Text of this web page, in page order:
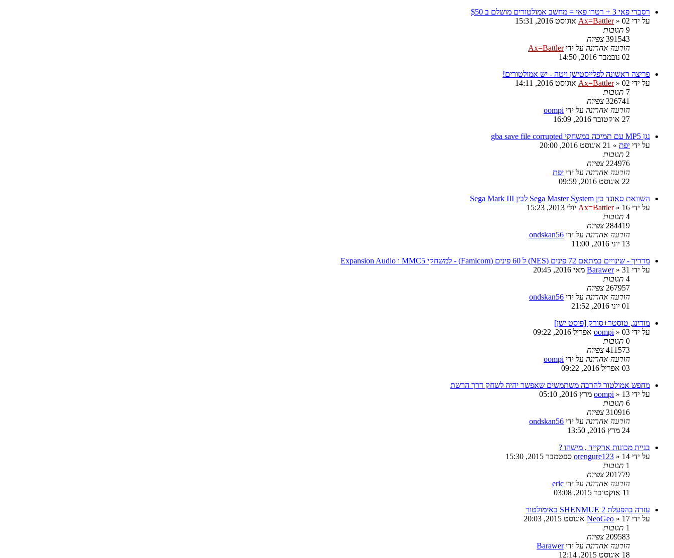
רסברי פאי 3 + רטרו פאי = מחשב אמולטורים מושלם ב $50
על ידי
Ax=Battler» 02 אוגוסט 2016, 15:31
9 תגובות
391543 צפיות
הודעה אחרונה על ידיAx=Battler
02 נובמבר 2016, 14:50
פריצה ראשונה לפלייסטישן ויטה - יש אמולטורים!
על ידי
Ax=Battler» 02 אוגוסט 2016, 14:11
7 תגובות
326741 צפיות
הודעה אחרונה על ידי oompi
27 אוקטובר 2016, 16:09
נגן MP5 עם תמיכה במשחקי gba save file corrupted
על ידי יפת » 21 אוגוסט 2016, 20:00
2 תגובות
224976 צפיות
הודעה אחרונה על ידי יפת
22 אוגוסט 2016, 09:59
השוואת סאונד בין Sega Master System לבין Sega Mark III
על ידי
Ax=Battler» 16 יולי 2013, 15:23
4 תגובות
284419 צפיות
הודעה אחרונה על ידי ondskan56
13 יוני 2016, 11:00
מדריך - שינויים במתאם 72 פינים (NES) ל 60 פינים (Famicom) - למשחקי MMC5 ו Expansion Audio
על ידי
Barawer» 31 מאי 2016, 20:45
4 תגובות
267957 צפיות
הודעה אחרונה על ידי ondskan56
01 יוני 2016, 21:52
מודינג, טוסטר+סורק [פוסט ישן]
על ידי
oompi » 03 אפריל 2016, 09:22
0 תגובות
411573 צפיות
הודעה אחרונה על ידי oompi
03 אפריל 2016, 09:22
מחפש אמולטור להרבה משתמשים שאפשר יהיה לשחק דרך הרשת
על ידי
oompi » 13 מרץ 2016, 05:10
6 תגובות
310916 צפיות
הודעה אחרונה על ידי ondskan56
24 מרץ 2016, 13:50
בניית מכונות ארקייד , מישהו ?
על ידי
orengure123 » 14 ספטמבר 2015, 15:30
1 תגובות
201779 צפיות
הודעה אחרונה על ידי eric
11 אוקטובר 2015, 03:08
עזרה בהפעלת SHENMUE 2 באימולטור
על ידי
NeoGeo » 17 אוגוסט 2015, 20:03
1 תגובות
209583 צפיות
הודעה אחרונה על ידיBarawer
18 אוגוסט 2015, 12:14